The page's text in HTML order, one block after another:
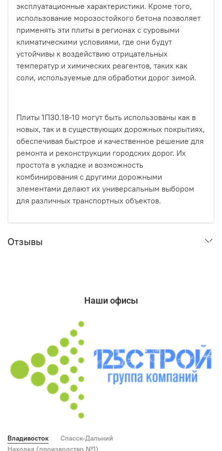
эксплуатационные характеристики. Кроме того,
использование морозостойкого бетона позволяет
применять эти плиты в регионах с суровыми
климатическими условиями, где они будут
устойчивы к воздействию отрицательных
температур и химических реагентов, таких как
соли, используемые для обработки дорог зимой.
Плиты 1П30.18-10 могут быть использованы как в
новых, так и в существующих дорожных покрытиях,
обеспечивая быстрое и качественное решение для
ремонта и реконструкции городских дорог. Их
простота в укладке и возможность
комбинирования с другими дорожными
элементами делают их универсальным выбором
для различных транспортных объектов.
Отзывы
Наши офисы
Владивосток
Спасск-Дальний
Находка (производство №1)